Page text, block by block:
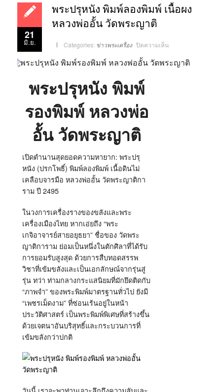
21
มิ.ย.
ิพระปรุหนัง พิมพ์ลองพิมพ์ เนื้อผง
หลวงพ่ออั้น วัดพระญาติ
Categories: ข่าวพระเครื่อง ปิดความเห็นบน
ปรุ
หนัง
พระปรุหนัง พิมพ์
รองพิมพ์ หลวงพ่อ
อั้น วัดพระญาติ
เปิดตำนานสุดยอดความหายาก: พระปรุ
หนัง (ปรกโพธิ์) พิมพ์ลองพิมพ์ เนื้อดินไม่
เคลือบจารมือ หลวงพ่ออั้น วัดพระญาติกา
ราม ปี 2495
ในวงการเครื่องรางของขลังและพระ
เครื่องเมืองไทย หากเอ่ยถึง “พระ
เกจิอาจารย์สายอยุธยา” ชื่อของ วัดพระ
ญาติการาม ย่อมเป็นหนึ่งในตักศิลาที่ได้รับ
การยอมรับสูงสุด ด้วยการสืบทอดสรรพ
วิชาที่เข้มขลังและเป็นเอกลักษณ์จากรุ่นสู่
รุ่น ทว่า ท่ามกลางกระแสนิยมที่มักยึดติดกับ
“ภาพจำ” ของพระพิมพ์มาตรฐานทั่วไป ยังมี
“เพชรเม็ดงาม” ที่ซ่อนเร้นอยู่ในหน้า
ประวัติศาสตร์ เป็นพระพิมพ์พิเศษที่สร้างขึ้น
ด้วยเจตนาอันบริสุทธิ์และกระบวนการที่
เข้มขลังกว่าปกติ